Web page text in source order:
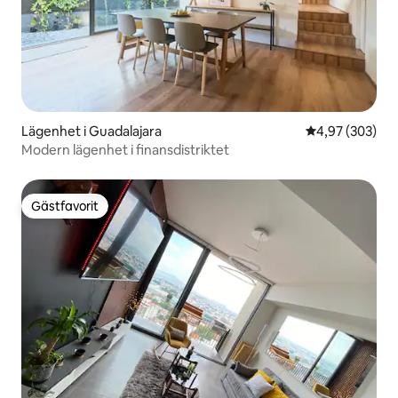
Lägenhet i Guadalajara 4,97 av 5 i
4,97 (303)
Modern lägenhet i finansdistriktet
Gästfavorit
Gästfavorit